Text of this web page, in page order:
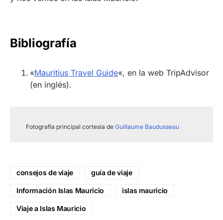
Bibliografía
«Mauritius Travel Guide«, en la web TripAdvisor
(en inglés).
Fotografía principal cortesía de Guillaume Baudusseau
consejos de viaje guía de viaje
Información Islas Mauricio islas mauricio
Viaje a Islas Mauricio